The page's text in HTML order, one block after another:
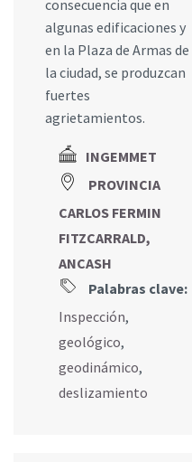
consecuencia que en
algunas edificaciones y
en la Plaza de Armas de
la ciudad, se produzcan
fuertes
agrietamientos.
INGEMMET
PROVINCIA
CARLOS FERMIN
FITZCARRALD,
ANCASH
Palabras clave:
Inspección,
geológico,
geodinámico,
deslizamiento